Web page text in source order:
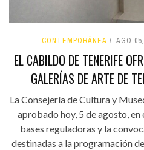
CONTEMPORÁNEA AGO
EL CABILDO DE TENERIFE
GALERÍAS DE ARTE DE
La Consejería de Cultura y
aprobado hoy, 5 de agosto,
bases reguladoras y la
destinadas a la programación